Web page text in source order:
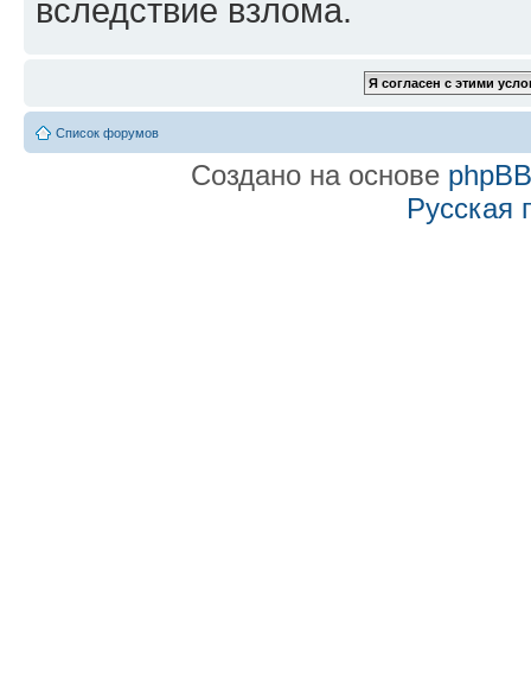
вследствие взлома.
Список форумов
Создано на основе phpBB
Русская